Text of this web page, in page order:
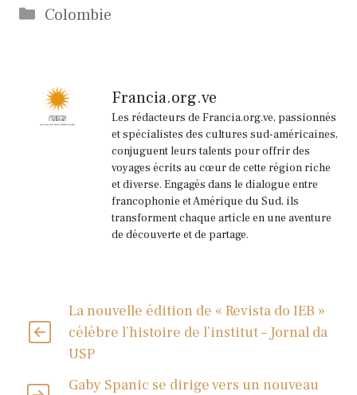
Catégories
Colombie
Francia.org.ve
Les rédacteurs de Francia.org.ve, passionnés
et spécialistes des cultures sud-américaines,
conjuguent leurs talents pour offrir des
voyages écrits au cœur de cette région riche
et diverse. Engagés dans le dialogue entre
francophonie et Amérique du Sud, ils
transforment chaque article en une aventure
de découverte et de partage.
La nouvelle édition de « Revista do IEB »
célèbre l’histoire de l’institut – Jornal da
USP
Gaby Spanic se dirige vers un nouveau